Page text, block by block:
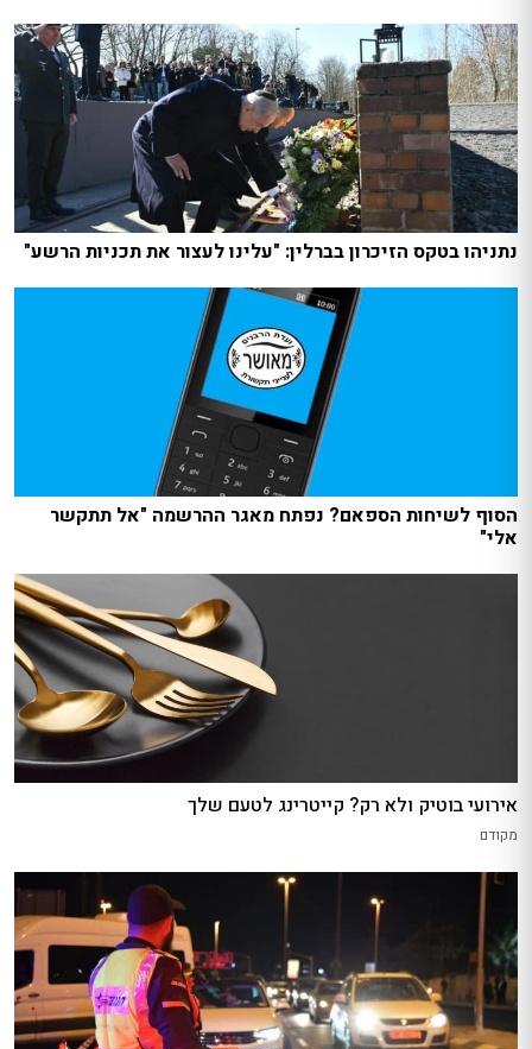
נתניהו בטקס הזיכרון בברלין: "עלינו לעצור את תכניות הרשע"
הסוף לשיחות הספאם? נפתח מאגר ההרשמה "אל תתקשר
אלי"
אירועי בוטיק ולא רק? קייטרינג לטעם שלך
מקודם